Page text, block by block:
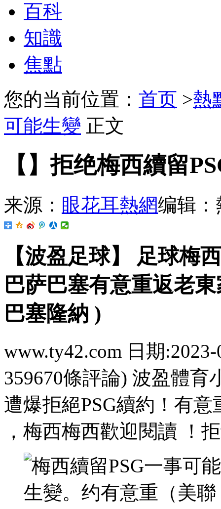
百科
知識
焦點
您的当前位置： 首页 >熱
可能生變 正文
【】拒绝梅西續留
来源： 眼花耳熱網编辑：
【波盈足球】 足球梅
巴萨巴塞有意重返老
巴塞隆納 )
www.ty42.com 日期
359670條評論) 波盈體
遭爆拒絕PSG續約！有
，梅西梅西歡迎閱讀 ！